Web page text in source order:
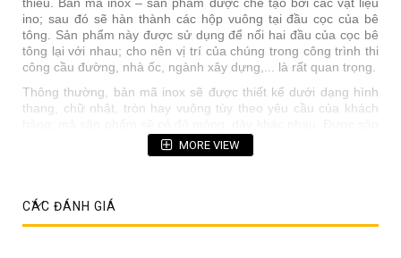
thiếu. Bản mã inox – sản phẩm được chế tạo bởi các vật liệu
ino; sau đó sẽ hàn thành các hộp vuông tại đầu cọc của bê
tông. Sản phẩm này được sử dụng để nối hai đầu của cọc bê
tông lại với nhau; cho nên vị trí của chúng trong công trình thi
công cầu đường, nhà ốc, ngành xây dựng,... là rất quan trọng.
Thông thường, bản mã inox sẽ được thiết kế dưới dạng hình
thang, chữ nhật, tròn hay vuông tùy theo yêu cầu của khách
xuất bởi những loại mác inox SUS 304 hoặc SUS 201, bản
chất của các loại sản phẩm này là:
Gia công theo kích cỡ và hình dáng riêng của sản
phẩm sao cho phù hợp với tính chất của công việc
MORE VIEW
CÁC ĐÁNH GIÁ